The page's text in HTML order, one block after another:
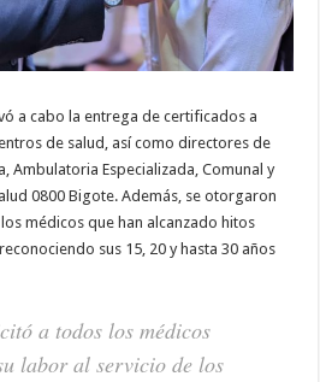
a cabo la entrega de certificados a
de salud, así como directores de
Ambulatoria Especializada, Comunal y
0800 Bigote. Además, se otorgaron
médicos que han alcanzado hitos
sus 15, 20 y hasta 30 años
a todos los médicos
labor al servicio de los